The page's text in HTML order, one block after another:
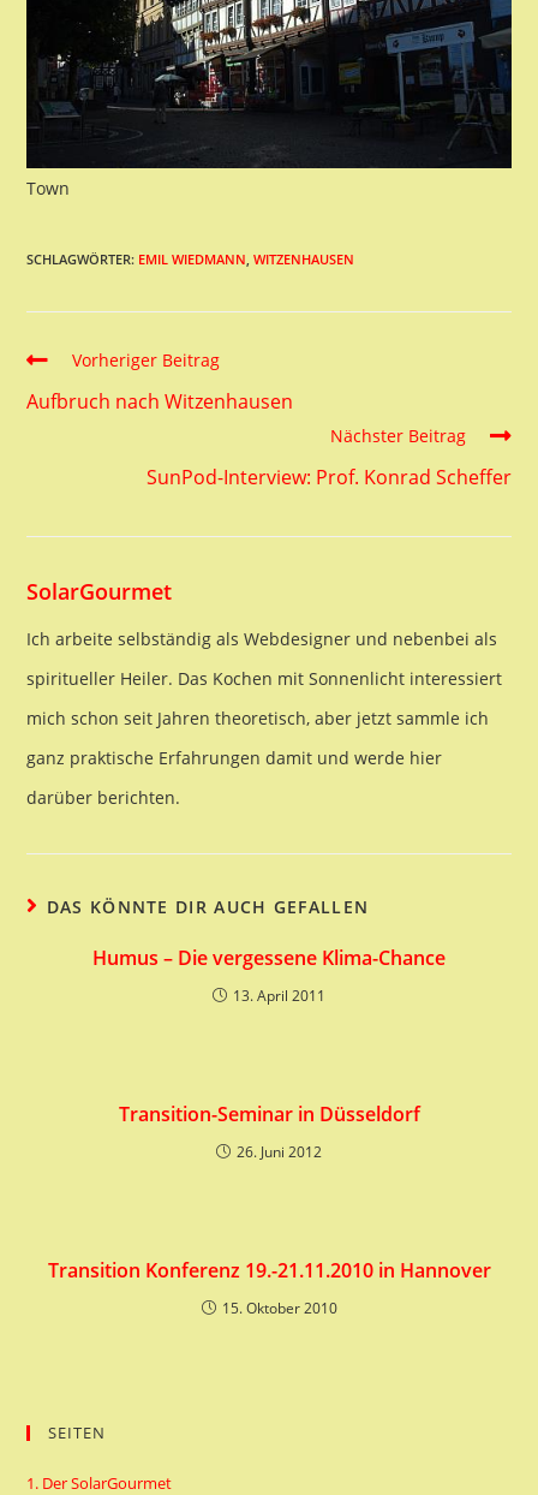
Town
SCHLAGWÖRTER: EMIL WIEDMANN WITZENHAUSEN
Read
more
Vorheriger Beitrag
Aufbruch nach Witzenhausen
Nächster Beitrag
SunPod-Interview: Prof. Konrad Scheffer
SolarGourmet
Ich arbeite selbständig als Webdesigner und nebenbei als
spiritueller Heiler. Das Kochen mit Sonnenlicht interessiert
mich schon seit Jahren theoretisch, aber jetzt sammle ich
ganz praktische Erfahrungen damit und werde hier
darüber berichten.
DAS KÖNNTE DIR AUCH GEFALLEN
Humus – Die vergessene Klima-Chance
13. April 2011
Transition-Seminar in Düsseldorf
26. Juni 2012
Transition Konferenz 19.-21.11.2010 in Hannover
15. Oktober 2010
SEITEN
1. Der SolarGourmet